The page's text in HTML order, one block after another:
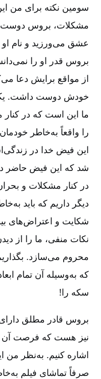
سومین نکته برای من
مشکلات، بروس دوست
بروس قدر او را
از مواقع برایش دعا
خودش دوست داشت. یکی
ما این است که در کنار
را واقعاً به‌خاطر
این فیض خدا در
شد که این فیض حاضر
در کنار مشکلات و
دیگر داریم که باید
شکایت و اعتراض‌های
نکات منفی، ما را از
محروم می‌سازد.
که به‌وسیله آن تمام
سکه را!
بروس قادر مطلق دارای
نیز هست که فرصت آن
اشاره کنیم. به‌نظر من
صرفاً تماشای فیلم